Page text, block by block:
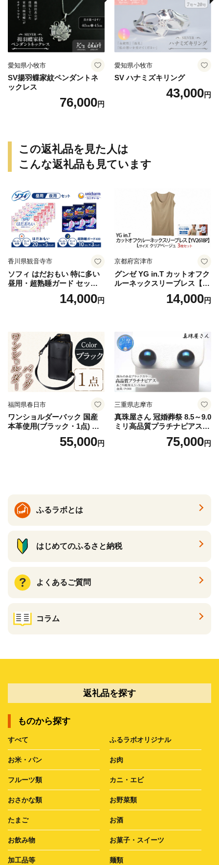
愛知県小牧市
SV揚羽蝶家紋ペンダントネ
ックレス
76,000円
愛知県小牧市
SV ハナミズキリング
43,000円
この返礼品を見た人は
こんな返礼品も見ています
香川県観音寺市
ソフィ はだおもい 特に多い
昼用・超熟睡ガード セット
羽付き ナプキン 生理用品 サ
ニタリー ユニ・チャーム
14,000円
京都府宮津市
グンゼ YG in.T カットオフク
ルーネックスリーブレス【Y
V2618P】Lサイズ クリアベ
ージュ3枚セット [№5716-04
14,000円
福岡県春日市
ワンショルダーバック 国産
本革使用(ブラック・1点) 鞄
バック バッグ カバン レザー
国産 日本製 牛革 黒 革 革製
55,000円
三重県志摩市
真珠屋さん 冠婚葬祭 8.5～9.0
ミリ高品質プラチナピアス P
t900 志摩産アコヤ真珠 ブラ
ックパール 黒真珠75,000円
ふるラボとは
はじめてのふるさと納税
よくあるご質問
コラム
返礼品を探す
ものから探す
すべて ふるラボオリジナル
お米・パン お肉
フルーツ類 カニ・エビ
おさかな類 お野菜類
たまご お酒
お飲み物 お菓子・スイーツ
加工品等 麺類